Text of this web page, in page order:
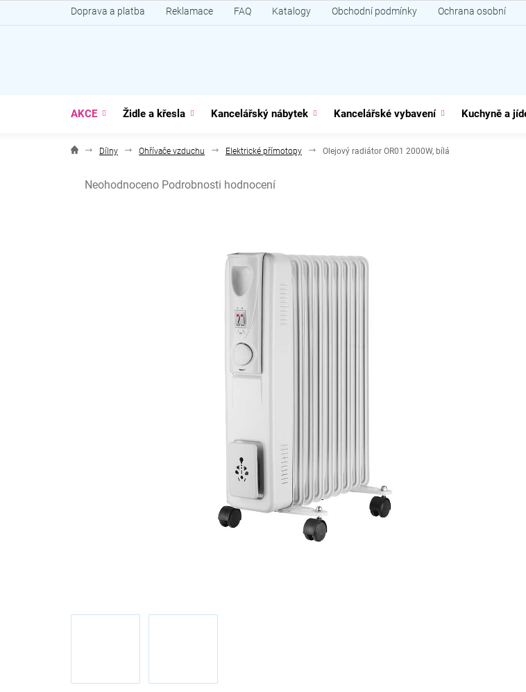
na
Doprava a platba Reklamace FAQ Katalogy Obchodní podmínky Ochrana osobních
AKCE Židle a křesla Kancelářský nábytek Kancelářské vybavení Kuchyně a
Dílny Ohřívače vzduchu Elektrické přímotopy Olejový radiátor OR01 2000W, bílá
hodnocení
Neohodnoceno Podrobnosti hodnocení